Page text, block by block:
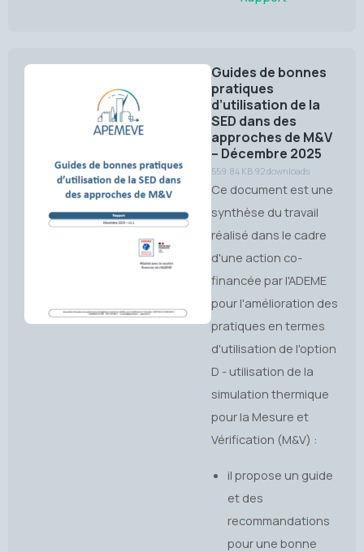
Guides de bonnes
pratiques
d’utilisation de la
SED dans des
approches de M&V
– Décembre 2025
559.84 KB 92 downloads
Ce document est une
synthèse du travail
réalisé dans le cadre
d'une action co-
financée par l'ADEME
pour l'amélioration des
pratiques en termes
d'utilisation de l'option
D - utilisation de la
simulation thermique
pour la Mesure et
Vérification (M&V) :
il propose un guide
et des
recommandations
pour une bonne